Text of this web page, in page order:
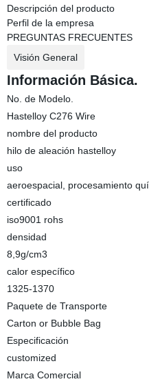
Descripción del producto
Perfil de la empresa
PREGUNTAS FRECUENTES
Visión General
Información Básica.
No. de Modelo.
Hastelloy C276 Wire
nombre del producto
hilo de aleación hastelloy
uso
aeroespacial, procesamiento
certificado
iso9001 rohs
densidad
8,9g/cm3
calor específico
1325-1370
Paquete de Transporte
Carton or Bubble Bag
Especificación
customized
Marca Comercial